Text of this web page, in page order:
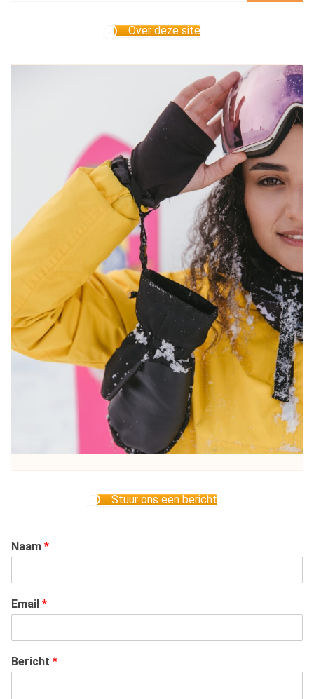
Over deze site
Stuur ons een bericht
Naam *
Email *
Bericht *